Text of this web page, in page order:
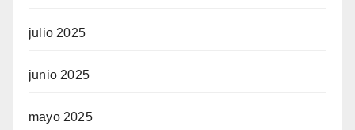
julio 2025
junio 2025
mayo 2025